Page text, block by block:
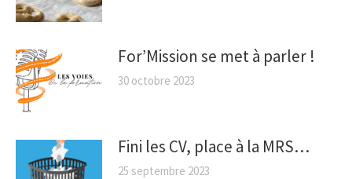
For’Mission se met à parler !
30 octobre 2023
Fini les CV, place à la MRS…
25 septembre 2023